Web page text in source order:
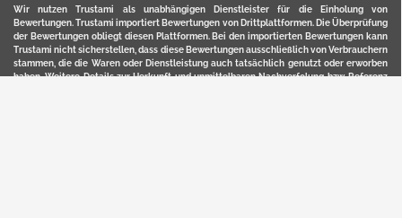
Wir nutzen Trustami als unabhängigen Dienstleister für die Einholung von
Bewertungen. Trustami importiert Bewertungen von Drittplattformen. Die Überprüfung
der Bewertungen obliegt diesen Plattformen. Bei den importierten Bewertungen kann
Trustami nicht sicherstellen, dass diese Bewertungen ausschließlich von Verbrauchern
stammen, die die Waren oder Dienstleistung auch tatsächlich genutzt oder erworben
haben. Weitere Details zur Herkunft und unmittelbaren Nachverfolung bzw. Referenz